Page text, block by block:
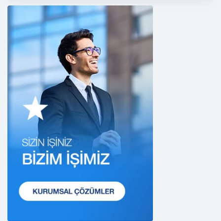
yükümlüdür. Bu kapsamda, orantılılık gereklilikleri
dikkate alınacakve kişisel verileri işleme amacı
dışında kullanmayacaktır.
2. Kişisel Verilerin Doğru ve Gerektiğinde
Güncel Olmasını Sağlama
CB Gayrimenkul Franchising Pazarlama ve
Danışmanlık Hizmetleri A.Ş.; kişisel veri sahiplerinin
temel haklarını ve kendi meşru menfaatlerini
dikkate alarak işlediği kişisel verilerin doğru ve
güncel olmasını sağlamakla ve bu doğrultuda
gerekli tedbirleri almak için gerekli sistemleri
kurmakla yükümlüdür.
3. Belirli, Açık ve Meşru Amaçlarla İşleme
Danışmanlık Hizmetleri A.Ş.; kişisel verilerin hangi
amaçla işleneceğini belirlemekle ve bu amaçları